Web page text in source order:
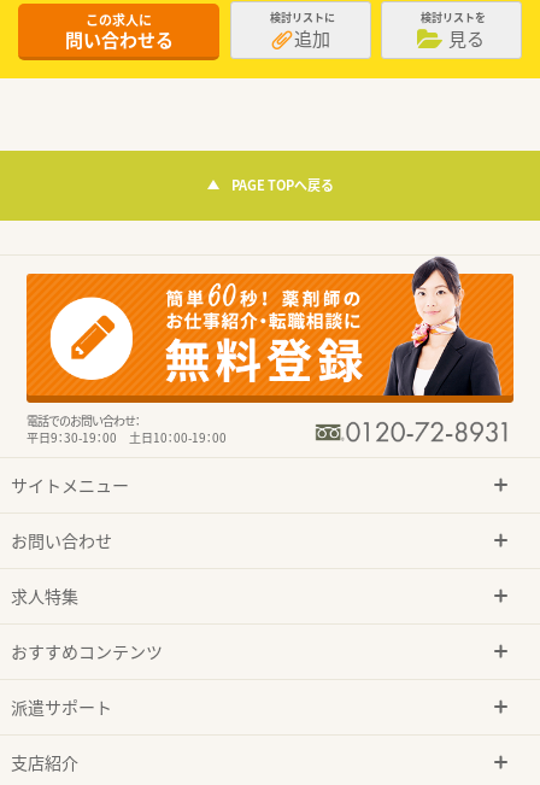
この求人に
問い合わせる
検討リストに
追加
検討リストを
見る
PAGE TOPへ戻る
電話でのお問い合わせ：
平日9：30-19：00 土日10：00-19：00
サイトメニュー
お問い合わせ
求人特集
おすすめコンテンツ
派遣サポート
支店紹介